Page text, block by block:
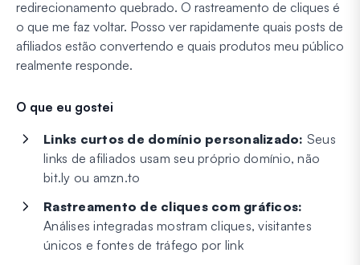
redirecionamento quebrado. O rastreamento de cliques é
o que me faz voltar. Posso ver rapidamente quais posts de
afiliados estão convertendo e quais produtos meu público
realmente responde.
O que eu gostei
Links curtos de domínio personalizado: Seus
links de afiliados usam seu próprio domínio, não
bit.ly ou amzn.to
Rastreamento de cliques com gráficos:
Análises integradas mostram cliques, visitantes
únicos e fontes de tráfego por link